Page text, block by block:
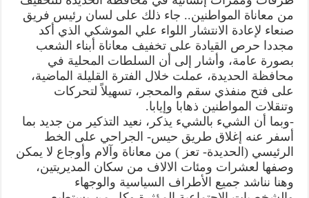
من معاناة المواطنين.. جاء ذلك على لسان رئيس فريق
صنعاء لإعادة الانتشار اللواء علي الموشكي الذي أكد
مجددا حرص القيادة على تخفيف معاناة أبناء الشعب
بصورة عامة، وأشار إلى أن السلطات المحلية في
محافظة الحديدة، عملت خلال الفترة القليلة الماضية،
على فتح منفذي سقم والمحجر، تسهيلاً لتحركات
وتنقلات المواطنين ذهابا وإيابا.
-وبما أن الشيء بالشيء يذكر، نعيد التذكير من جديد بما
أسفر عنه إغلاق طريق حيس- الجراحي على الخط
الرئيسي (الحديدة- تعز ) من معاناة وآلام وأوجاع لا يمكن
وصفها لعشرات ومئات الالاف من سكان المديريتين،
وهنا نناشد جميع الأطراف السياسية والوجهاء